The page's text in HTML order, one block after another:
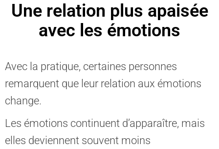
Une relation plus apaisée
avec les émotions
Avec la pratique, certaines personnes
remarquent que leur relation aux émotions
change.
Les émotions continuent d’apparaître, mais
elles deviennent souvent moins